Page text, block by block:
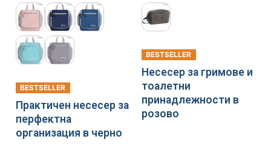
BESTSELLER
Практичен несесер за
перфектна
организация в черно
BESTSELLER
Несесер за гримове и
тоалетни
принадлежности в
розово